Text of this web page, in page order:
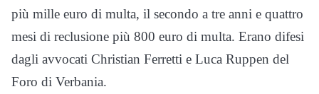
più mille euro di multa, il secondo a tre anni e quattro
mesi di reclusione più 800 euro di multa. Erano difesi
dagli avvocati Christian Ferretti e Luca Ruppen del
Foro di Verbania.